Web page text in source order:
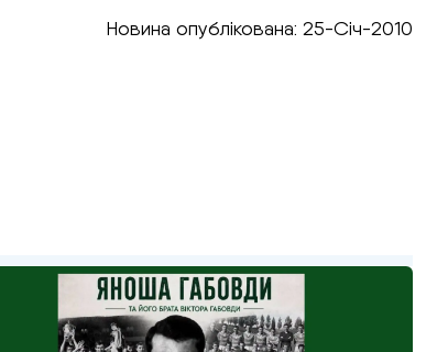
Новина опублікована: 25-Січ-2010